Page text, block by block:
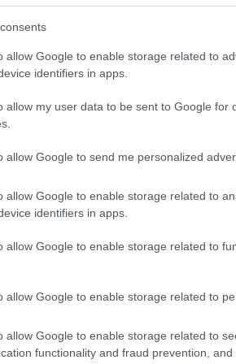
allow Google to enable storage related to
identifiers in apps.
allow my user data to be sent to Google for
allow Google to send me personalized
allow Google to enable storage related to
identifiers in apps.
allow Google to enable storage related to
allow Google to enable storage related to
allow Google to enable storage related to
functionality and fraud prevention, and
που μπορούσα να
μέρες, δεν ξέρω αν πρέπει
ζευγάρι παπούτσια και
αυτοπεποίθηση, όσο έχω
οΜίλτος Τεντόγλουστην